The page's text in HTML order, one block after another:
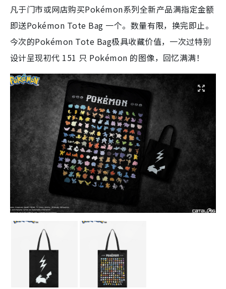
凡于门市或网店购买Pokémon系列全新产品满指定金额
即送Pokémon Tote Bag 一个。数量有限，换完即止。
今次的Pokémon Tote Bag极具收藏价值，一次过特别
设计呈现初代 151 只 Pokémon 的图像，回忆满满！